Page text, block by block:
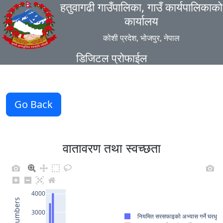
हतुवागढी गाउँपालिका, गाउँ कार्यपालिकाको
कार्यालय
कोशी प्रदेश, भोजपुर, नेपाल
डिजिटल प्रोफाईल
Go Back
वातावरण तथा स्वच्छता
3000
4000
नियमित सरसफाइको अभ्यास गर्ने घरधुरी